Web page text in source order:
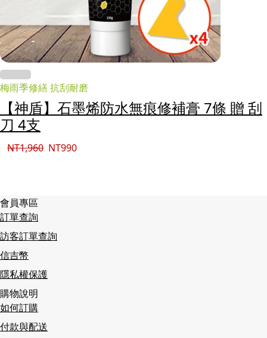
梅雨季修繕 抗刮耐磨
【神盾】石墨烯防水無痕修補膏 7條 贈 刮
刀 4支
NT1,960 NT990
會員專區
訂單查詢
訪客訂單查詢
信吉幣
隱私權保護
購物說明
如何訂購
付款與配送